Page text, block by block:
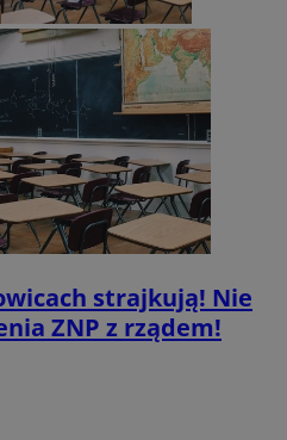
strajkują! Nie
ZNP z rządem!